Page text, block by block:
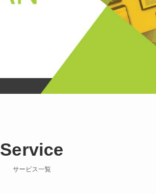
Service
サービス一覧